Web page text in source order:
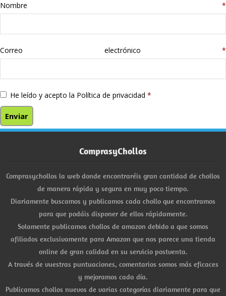
Stanley
libros
Nombre *
Correo electrónico *
He leído y acepto la Política de privacidad *
ComprasyChollos
Comprasychollos la web donde encontraréis gran cantidad de chollos
de manera rápida y segura en muy poco tiempo.
Diariamente buscamos y publicamos cada chollo que encontramos
para que podáis disponer de ellos rápidamente.
Solamente publicamos chollos de amazon debido a que somos
afiliados exclusivamente para Amazon que nos parece una tienda
online de gran calidad en su servicio postventa.
A través de vuestras puntuaciones, comentarios somos más eficaces
y mejoramos cada día.
Publicamos chollos nuevos de varias categorías diariamente para que